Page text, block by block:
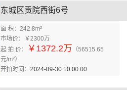
东城区贡院西街6号
面 积：242.8m²
市场价：￥2300万
起 拍 价：
￥1372.2万
（56515.65
元/m²）
开拍时间：2024-09-30 10:00:00